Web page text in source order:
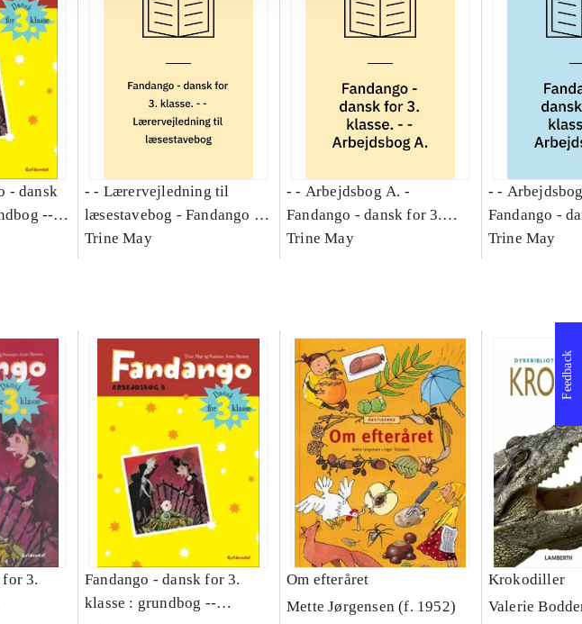
- dansk
--
- - Lærervejledning til
læsestavebog - Fandango -
dansk for 3. klasse :
Trine May
- - Arbejdsbog A. -
Fandango - dansk for 3.
klasse : grundbog. - -
Trine May
- -
Fandango -
klasse :
Trine May
for 3.
Fandango - dansk for 3.
klasse : grundbog --
Om efteråret
Mette Jørgensen (f. 1952)
Krokodiller
Valerie
Feedback